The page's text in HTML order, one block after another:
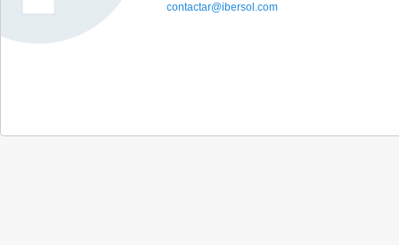
contactar@ibersol.com